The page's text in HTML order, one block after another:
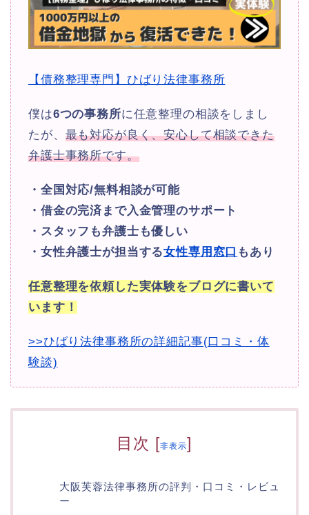
【債務整理専門】ひばり法律事務所
僕は6つの事務所に任意整理の相談をしまし
たが、 最も対応が良く、安心して相談できた
弁護士事務所です。
・全国対応/無料相談が可能
・借金の完済まで入金管理のサポート
・スタッフも弁護士も優しい
・女性弁護士が担当する女性専用窓口 もあり
任意整理を依頼した実体験をブログに書いて
います！
>>ひばり法律事務所の詳細記事(口コミ・体
験談)
目次 [非表示]
大阪芙蓉法律事務所の評判・口コミ・レビュ
ー